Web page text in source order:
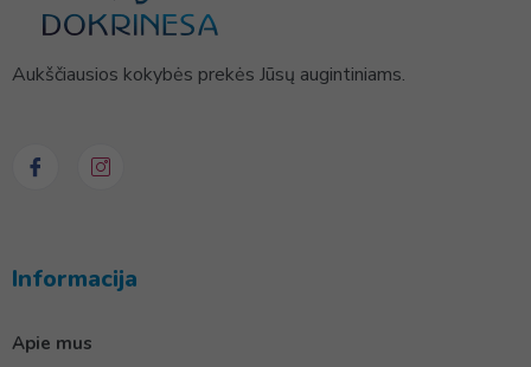
Aukščiausios kokybės prekės Jūsų augintiniams.
Informacija
Apie mus